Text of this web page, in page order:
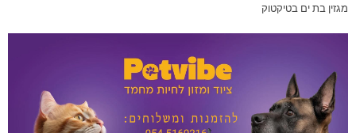
מגזין בת ים בטיקטוק